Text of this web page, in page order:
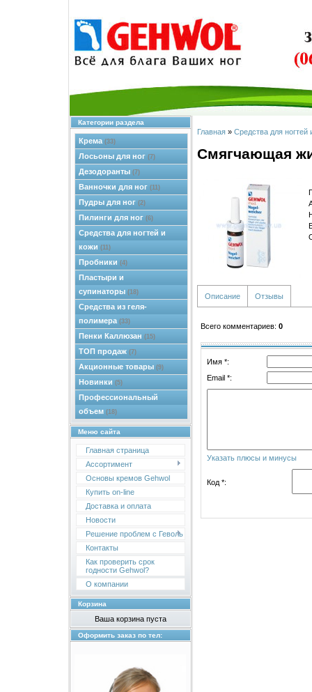
Категории раздела
Крема (33)
Лосьоны для ног (7)
Дезодоранты (7)
Ванночки для ног (11)
Пудры для ног (2)
Пилинги для ног (6)
Средства для ногтей и
кожи (11)
Пробники (4)
Пластыри и
супинаторы (18)
Средства из геля-
полимера (33)
Пенки Каллюзан (15)
ТОП продаж (7)
Акционные товары (9)
Новинки (5)
Профессиональный
объем (18)
Меню сайта
Главная страница
Ассортимент
Основы кремов Gehwol
Купить on-line
Доставка и оплата
Новости
Решение проблем с Геволь
Контакты
Как проверить срок
годности Gehwol?
О компании
Корзина
Ваша корзина пуста
Оформить заказ по тел:
Главная » Средства для ногтей
Смягчающая
Описание Отзывы
Всего комментариев: 0
Имя *:
Email *:
Указать плюсы и минусы
Код *: